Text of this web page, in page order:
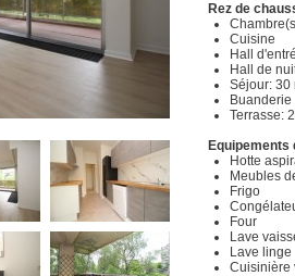
Rez de
Cuisine
Hall
Hall de
Séjour: 30
Buanderie
Terrasse:
Equipements
Hotte
Meubles
Frigo
Four
Lave
Lave linge
Cuisinière